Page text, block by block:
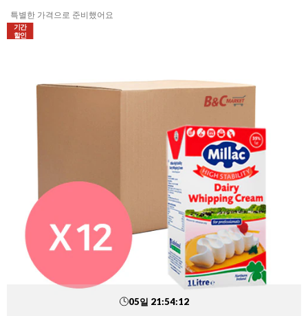
특별한 가격으로 준비했어요
기간
할인
05일 21:54:11